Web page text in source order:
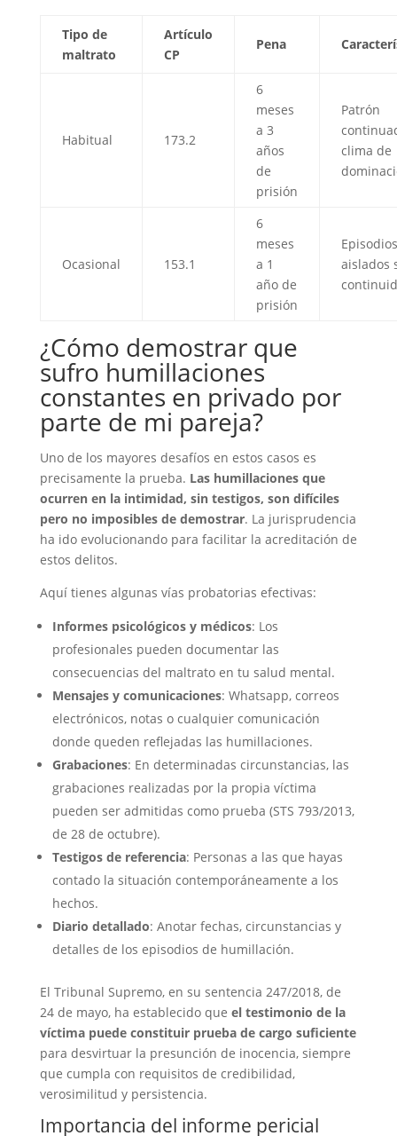
Tipo de
maltrato
Artículo
CP
Pena
Habitual 173.2
6
meses
a 3
años
de
prisión
Patrón
clima de
Ocasional 153.1
6
meses
a 1
año de
prisión
Episodios
aislados
¿Cómo demostrar que
sufro humillaciones
constantes en privado por
parte de mi pareja?
Uno de los mayores desafíos en estos casos es
precisamente la prueba. Las humillaciones que
ocurren en la intimidad, sin testigos, son difíciles
pero no imposibles de demostrar. La jurisprudencia
ha ido evolucionando para facilitar la acreditación de
estos delitos.
Aquí tienes algunas vías probatorias efectivas:
Informes psicológicos y médicos: Los
profesionales pueden documentar las
consecuencias del maltrato en tu salud mental.
Mensajes y comunicaciones: Whatsapp, correos
electrónicos, notas o cualquier comunicación
donde queden reflejadas las humillaciones.
Grabaciones: En determinadas circunstancias, las
grabaciones realizadas por la propia víctima
pueden ser admitidas como prueba (STS 793/2013,
de 28 de octubre).
Testigos de referencia: Personas a las que hayas
contado la situación contemporáneamente a los
hechos.
Diario detallado: Anotar fechas, circunstancias y
detalles de los episodios de humillación.
El Tribunal Supremo, en su sentencia 247/2018, de
24 de mayo, ha establecido que el testimonio de la
víctima puede constituir prueba de cargo suficiente
para desvirtuar la presunción de inocencia, siempre
que cumpla con requisitos de credibilidad,
verosimilitud y persistencia.
Importancia del informe pericial